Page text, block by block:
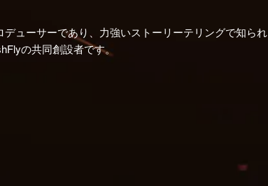
ューサーであり、力強いストーリーテリングで知られ
の共同創設者です。